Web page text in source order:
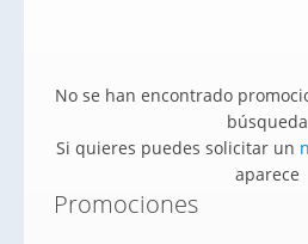
No se han encontrado
búsqueda
Si quieres puedes solicitar un
aparece
Promociones